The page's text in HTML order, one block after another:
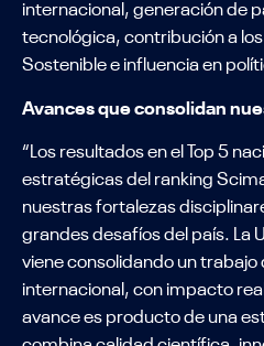
internacional, generación de
tecnológica, contribución a
Sostenible e influencia en
Avances que consolidan
“Los resultados en el Top 5
estratégicas del ranking
nuestras fortalezas
grandes desafíos del país. La
viene consolidando un trabajo
internacional, con impacto
avance es producto de una